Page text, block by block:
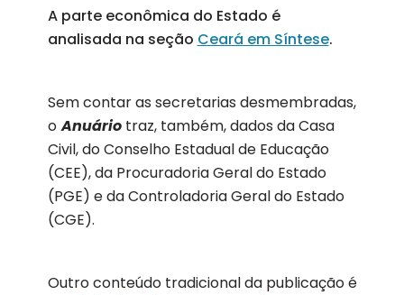
A parte econômica do Estado é
analisada na seção Ceará em Síntese.
Sem contar as secretarias desmembradas,
o Anuáriotraz, também, dados da Casa
Civil, do Conselho Estadual de Educação
(CEE), da Procuradoria Geral do Estado
(PGE) e da Controladoria Geral do Estado
(CGE).
Outro conteúdo tradicional da publicação é